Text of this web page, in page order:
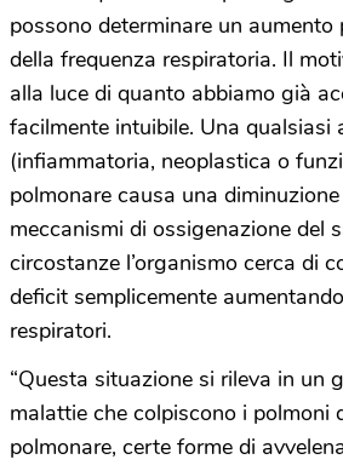
possono determinare un aumento
della frequenza respiratoria. Il
alla luce di quanto abbiamo già
facilmente intuibile. Una qualsiasi
(infiammatoria, neoplastica o
polmonare causa una
meccanismi di ossigenazione del
circostanze l’organismo cerca di
deficit semplicemente
respiratori.
“Questa situazione si rileva in un
malattie che colpiscono i polmoni
polmonare, certe forme di